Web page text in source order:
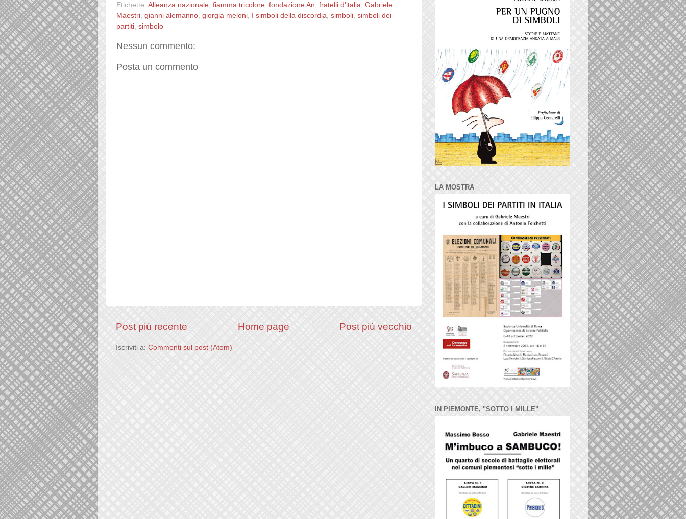
Etichette: Alleanza nazionale fiamma tricolore fondazione An fratelli d'italia Gabriele
Maestri gianni alemanno giorgia meloni I simboli della discordia simboli simboli dei
partiti simbolo
Nessun commento:
Posta un commento
Post più recente Post più vecchio
Home page
Iscriviti a: Commenti sul post (Atom)
LA MOSTRA
IN PIEMONTE, "SOTTO I MILLE"